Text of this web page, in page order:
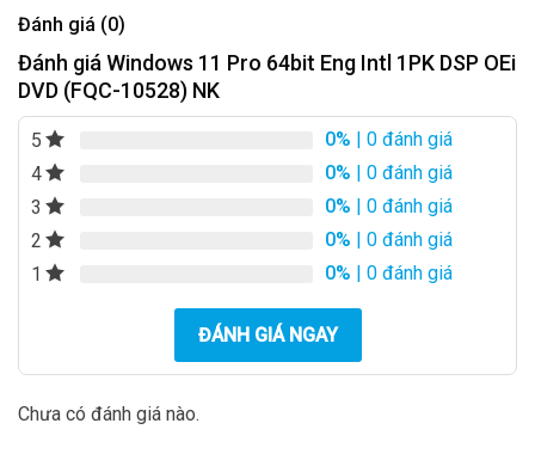
Đánh giá (0)
Đánh giá Windows 11 Pro 64bit Eng Intl 1PK DSP OEi
DVD (FQC-10528) NK
5 0% | 0 đánh giá
4
0% | 0 đánh giá
3
0% | 0 đánh giá
2
0% | 0 đánh giá
1
0% | 0 đánh giá
ĐÁNH GIÁ NGAY
Chưa có đánh giá nào.